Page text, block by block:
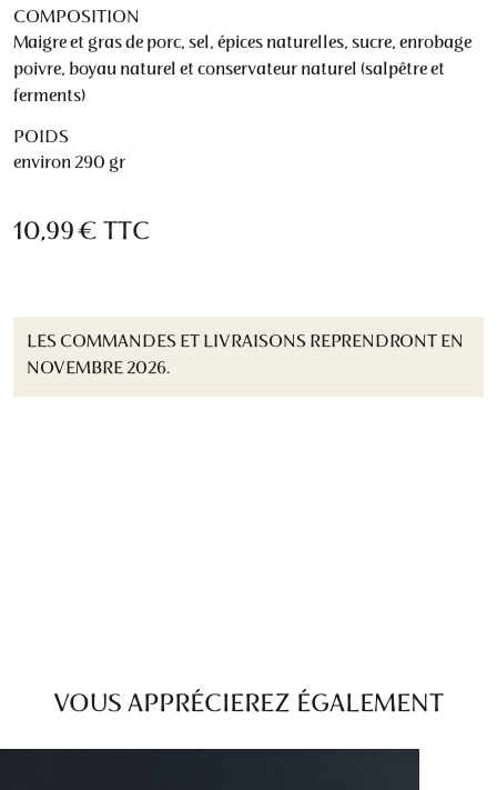
COMPOSITION
Maigre et gras de porc, sel, épices naturelles, sucre, enrobage
poivre, boyau naturel et conservateur naturel (salpêtre et
ferments)
POIDS
environ 290 gr
10,99 €TTC
LES COMMANDES ET LIVRAISONS REPRENDRONT EN
NOVEMBRE 2026.
VOUS APPRÉCIEREZ ÉGALEMENT